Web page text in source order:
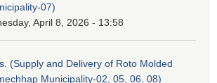
07)
April 8, 2026 - 13:58
(Supply and Delivery of Roto Molded
Municipality-02, 05, 06, 08)